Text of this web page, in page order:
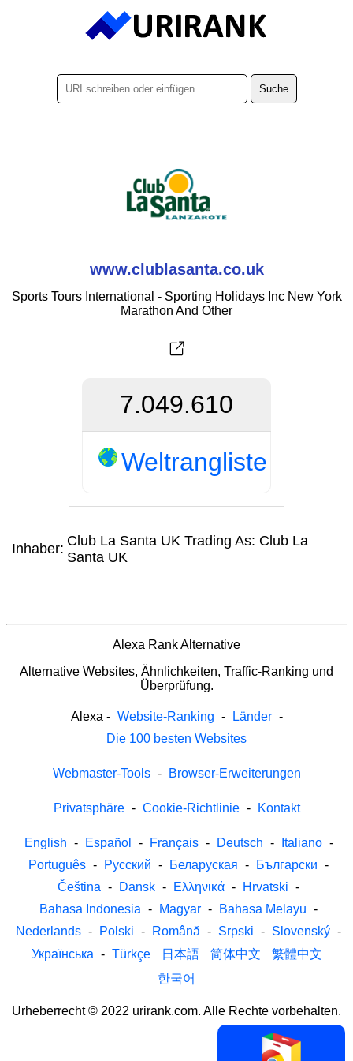
www.clublasanta.co.uk
Sports Tours International - Sporting Holidays Inc New York
Marathon And Other
7.049.610
Weltrangliste
Inhaber: Club La Santa UK Trading As: Club La
Santa UK
Alexa Rank Alternative
Alternative Websites, Ähnlichkeiten, Traffic-Ranking und
Überprüfung.
Alexa - Website-Ranking - Länder -
Die 100 besten Websites
Webmaster-Tools - Browser-Erweiterungen
Privatsphäre - Cookie-Richtlinie - Kontakt
English - Español - Français - Deutsch - Italiano -
Português - Русский - Беларуская - Български -
Čeština - Dansk - Ελληνικά - Hrvatski -
Bahasa Indonesia - Magyar - Bahasa Melayu -
Nederlands - Polski - Română - Srpski - Slovenský -
Українська - Türkçe 日本語 简体中文
繁體中文
한국어
Urheberrecht © 2022 urirank.com. Alle Rechte vorbehalten.